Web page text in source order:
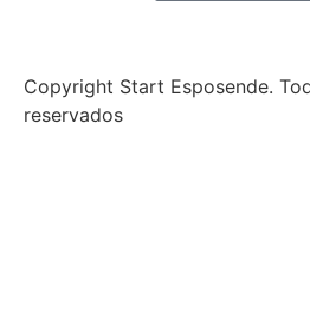
Copyright Start Esposende.
reservados